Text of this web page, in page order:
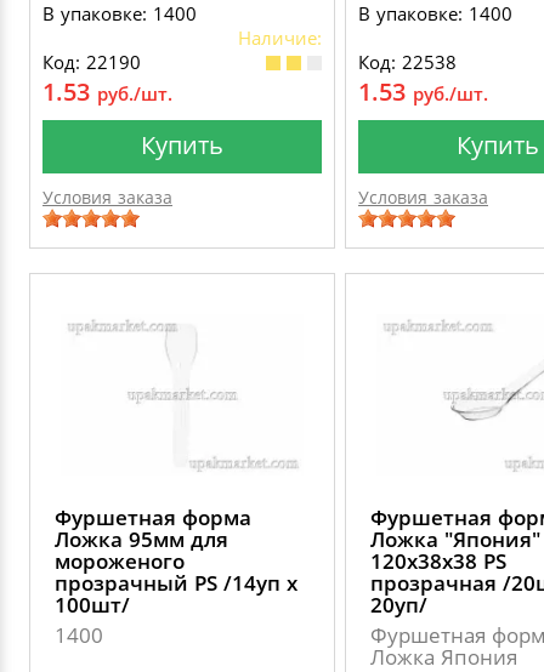
В упаковке: 1400
Наличие:
Код: 22190
1.53 руб./шт.
Купить
Условия заказа
В упаковке: 1400
Код: 22538
1.53 руб./шт.
Купить
Условия заказа
Фуршетная форма
Ложка 95мм для
мороженого
прозрачный PS /14уп х
100шт/
1400
Фуршетная
Ложка "Япония"
120х38х38 PS
прозрачная /
20уп/
Фуршетная
Ложка Япония